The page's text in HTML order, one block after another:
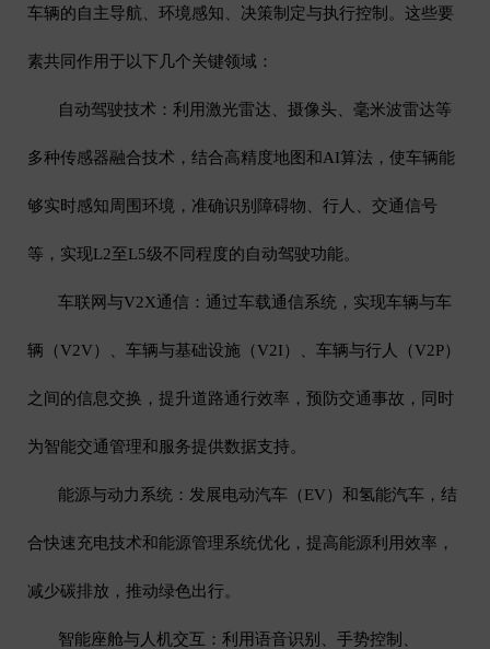
车辆的自主导航、环境感知、决策制定与执行控制。这些要
素共同作用于以下几个关键领域：
自动驾驶技术：利用激光雷达、摄像头、毫米波雷达等
多种传感器融合技术，结合高精度地图和AI算法，使车辆能
够实时感知周围环境，准确识别障碍物、行人、交通信号
等，实现L2至L5级不同程度的自动驾驶功能。
车联网与V2X通信：通过车载通信系统，实现车辆与车
辆（V2V ）、车辆与基础设施（V2I ）、车辆与行人（V2P）
之间的信息交换，提升道路通行效率，预防交通事故，同时
为智能交通管理和服务提供数据支持。
能源与动力系统：发展电动汽车（ EV ）和氢能汽车，结
合快速充电技术和能源管理系统优化，提高能源利用效率，
减少碳排放，推动绿色出行。
智能座舱与人机交互：利用语音识别、手势控制、